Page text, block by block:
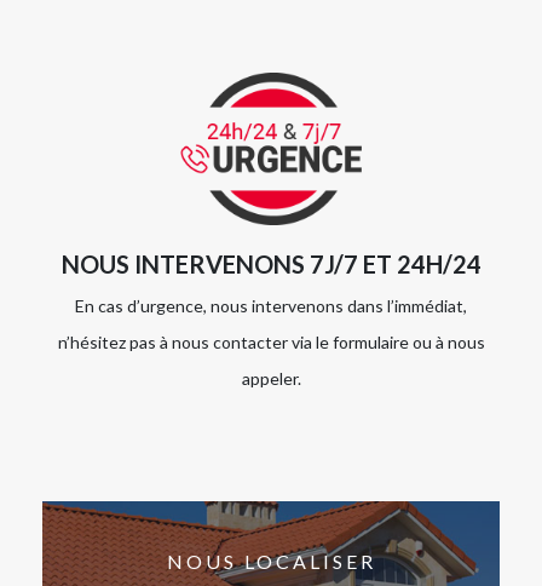
NOUS INTERVENONS 7J/7 ET 24H/24
En cas d’urgence, nous intervenons dans l’immédiat,
n’hésitez pas à nous contacter via le formulaire ou à nous
appeler.
NOUS LOCALISER